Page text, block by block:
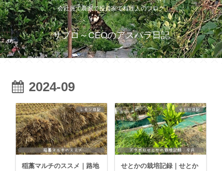
会社員で農家で投資家で料理人のブログ
サブロ～CEOのアスパラ日記
2024-09
稲藁マルチのススメ｜路地
せとかの栽培記録｜せとか